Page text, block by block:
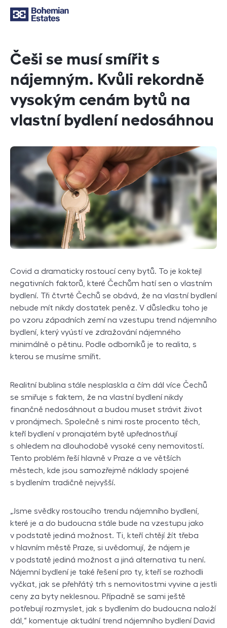
Češi se musí smířit s
nájemným. Kvůli rekordně
vysokým cenám bytů na
vlastní bydlení nedosáhnou
Covid a dramaticky rostoucí ceny bytů. To je koktejl
negativních faktorů, které Čechům hatí sen o vlastním
bydlení. Tři čtvrtě Čechů se obává, že na vlastní bydlení
nebude mít nikdy dostatek peněz. V důsledku toho je
po vzoru západních zemí na vzestupu trend nájemního
bydlení, který vyústí ve zdražování nájemného
minimálně o pětinu. Podle odborníků je to realita, s
kterou se musíme smířit.
Realitní bublina stále nesplaskla a čím dál více Čechů
se smiřuje s faktem, že na vlastní bydlení nikdy
finančně nedosáhnout a budou muset strávit život
v pronájmech. Společně s nimi roste procento těch,
kteří bydlení v pronajatém bytě upřednostňují
s ohledem na dlouhodobě vysoké ceny nemovitostí.
Tento problém řeší hlavně v Praze a ve větších
městech, kde jsou samozřejmě náklady spojené
s bydlením tradičně nejvyšší.
„Jsme svědky rostoucího trendu nájemního bydlení,
které je a do budoucna stále bude na vzestupu jako
v podstatě jediná možnost. Ti, kteří chtějí žít třeba
v hlavním městě Praze, si uvědomují, že nájem je
v podstatě jediná možnost a jiná alternativa tu není.
Nájemní bydlení je také řešení pro ty, kteří se rozhodli
vyčkat, jak se přehřátý trh s nemovitostmi vyvine a jestli
ceny za byty neklesnou. Případně se sami ještě
potřebují rozmyslet, jak s bydlením do budoucna naloží
dál,“ komentuje aktuální trend nájemního bydlení David